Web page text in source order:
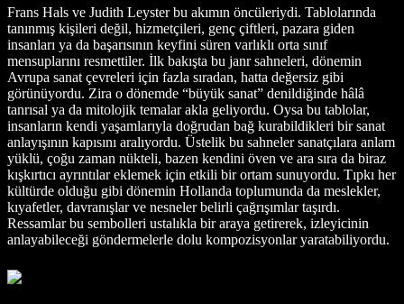
Frans Hals ve Judith Leyster bu akımın öncüleriydi. Tablolarında
tanınmış kişileri değil, hizmetçileri, genç çiftleri, pazara giden
insanları ya da başarısının keyfini süren varlıklı orta sınıf
mensuplarını resmettiler. İlk bakışta bu janr sahneleri, dönemin
Avrupa sanat çevreleri için fazla sıradan, hatta değersiz gibi
görünüyordu. Zira o dönemde “büyük sanat” denildiğinde hâlâ
tanrısal ya da mitolojik temalar akla geliyordu. Oysa bu tablolar,
insanların kendi yaşamlarıyla doğrudan bağ kurabildikleri bir sanat
anlayışının kapısını aralıyordu. Üstelik bu sahneler sanatçılara anlam
yüklü, çoğu zaman nükteli, bazen kendini öven ve ara sıra da biraz
kışkırtıcı ayrıntılar eklemek için etkili bir ortam sunuyordu. Tıpkı her
kültürde olduğu gibi dönemin Hollanda toplumunda da meslekler,
kıyafetler, davranışlar ve nesneler belirli çağrışımlar taşırdı.
Ressamlar bu sembolleri ustalıkla bir araya getirerek, izleyicinin
anlayabileceği göndermelerle dolu kompozisyonlar yaratabiliyordu.